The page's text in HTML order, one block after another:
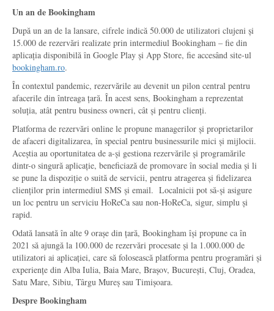
Un an de Bookingham
După un an de la lansare, cifrele indică 50.000 de utilizatori clujeni și
15.000 de rezervări realizate prin intermediul Bookingham – fie din
aplicația disponibilă în Google Play și App Store, fie accesând site-ul
bookingham.ro.
În contextul pandemic, rezervările au devenit un pilon central pentru
afacerile din întreaga țară. În acest sens, Bookingham a reprezentat
soluția, atât pentru business owneri, cât și pentru clienți.
Platforma de rezervări online le propune managerilor și proprietarilor
de afaceri digitalizarea, în special pentru businessurile mici și mijlocii.
Aceștia au oportunitatea de a-și gestiona rezervările și programările
dintr-o singură aplicație, beneficiază de promovare în social media și li
se pune la dispoziție o suită de servicii, pentru atragerea și fidelizarea
clienților prin intermediul SMS și email. Localnicii pot să-și asigure
un loc pentru un serviciu HoReCa sau non-HoReCa, sigur, simplu și
rapid.
Odată lansată în alte 9 orașe din țară, Bookingham își propune ca în
2021 să ajungă la 100.000 de rezervări procesate și la 1.000.000 de
utilizatori ai aplicației, care să folosească platforma pentru programări și
experiențe din Alba Iulia, Baia Mare, Brașov, București, Cluj, Oradea,
Satu Mare, Sibiu, Târgu Mureș sau Timișoara.
Despre Bookingham